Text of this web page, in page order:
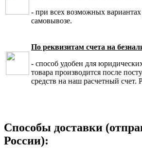
- при всех возможных вариантах
самовывозе.
По реквизитам счета на
- способ удобен для
товара производится после
средств на наш расчетный счет.
Способы доставки
России):